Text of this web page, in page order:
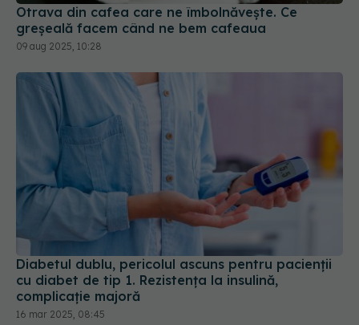
09 aug 2025, 10:28
Diabetul dublu, pericolul ascuns pentru pacienții
cu diabet de tip 1. Rezistența la insulină,
complicație majoră
16 mar 2025, 08:45